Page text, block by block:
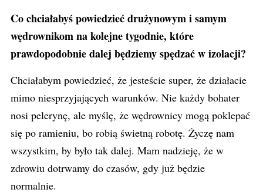
Co chciałabyś powiedzieć drużynowym i samym
wędrownikom na kolejne tygodnie, które
prawdopodobnie dalej będziemy spędzać w izolacji?
Chciałabym powiedzieć, że jesteście super, że działacie
mimo niesprzyjających warunków. Nie każdy bohater
nosi pelerynę, ale myślę, że wędrownicy mogą poklepać
się po ramieniu, bo robią świetną robotę. Życzę nam
wszystkim, by było tak dalej. Mam nadzieję, że w
zdrowiu dotrwamy do czasów, gdy już będzie
normalnie.